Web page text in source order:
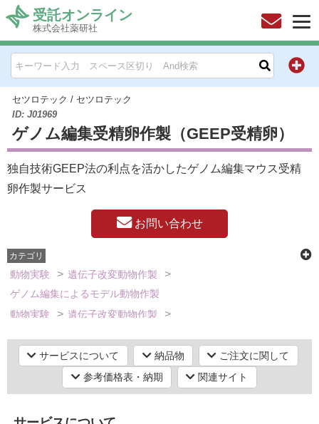
受託オンライン
株式会社薬研社
セツロテック / セツロテック
ID: J01969
ゲノム編集受精卵作製（GEEP受精卵）
独自技術GEEP法の利点を活かしたゲノム編集マウス受精
卵作製サービス
お問い合わせ
カテゴリ
動物実験
遺伝子改変動物作製
ゲノム編集によるモデル動物作製
動物実験
遺伝子改変動物作製
ック・スピードコンジェニック・病態可視化・ジーンターゲティン
グ動物作製）
遺伝子改変動物作製
生殖工学技術関連
動物実験
創薬・薬物動態研究・非臨床試験 動物試験
サービスについて 納品物
ご注文に関して
参考価格表・納期
関連サイト
HOME
お問い合わせ
お知らせ
キャンペーン情報一覧
メーカー別索引
販売元別索引
ご利用ガイド
研究機器オンライン